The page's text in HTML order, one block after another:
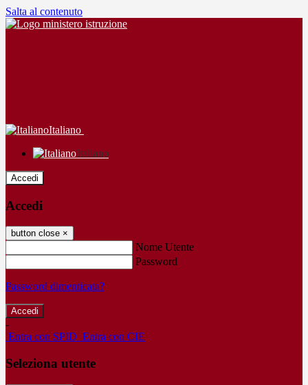
Salta al contenuto
Italiano
Italiano
Accedi
Accedi
button close ×
Nome Utente
Password
Password dimenticata?
-
Entra con SPID Entra con CIE
Seleziona utente